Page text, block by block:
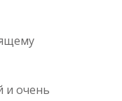
и очень